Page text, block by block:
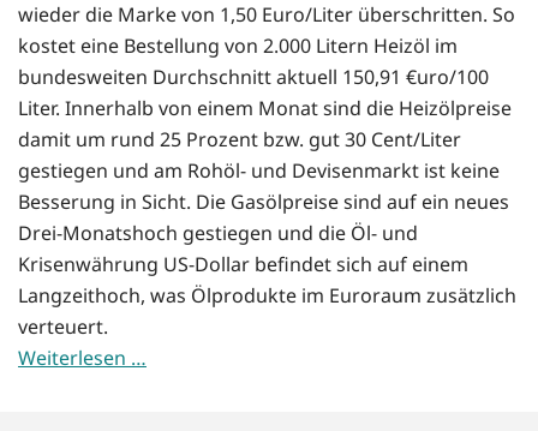
wieder die Marke von 1,50 Euro/Liter überschritten. So
kostet eine Bestellung von 2.000 Litern Heizöl im
bundesweiten Durchschnitt aktuell 150,91 €uro/100
Liter. Innerhalb von einem Monat sind die Heizölpreise
damit um rund 25 Prozent bzw. gut 30 Cent/Liter
gestiegen und am Rohöl- und Devisenmarkt ist keine
Besserung in Sicht. Die Gasölpreise sind auf ein neues
Drei-Monatshoch gestiegen und die Öl- und
Krisenwährung US-Dollar befindet sich auf einem
Langzeithoch, was Ölprodukte im Euroraum zusätzlich
verteuert.
Weiterlesen …